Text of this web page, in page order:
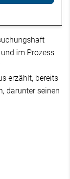
im Prozess
erzählt, bereits
darunter seinen